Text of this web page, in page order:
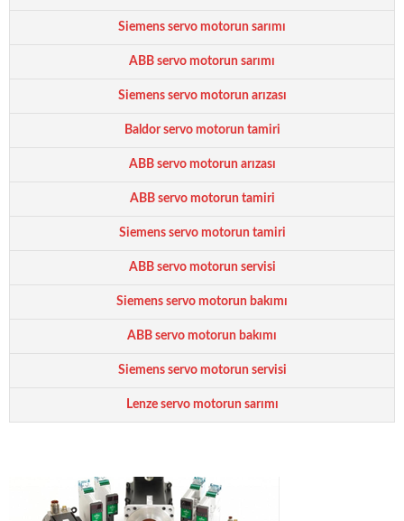
Siemens servo motorun sarımı
ABB servo motorun sarımı
Siemens servo motorun arızası
Baldor servo motorun tamiri
ABB servo motorun arızası
ABB servo motorun tamiri
Siemens servo motorun tamiri
ABB servo motorun servisi
Siemens servo motorun bakımı
ABB servo motorun bakımı
Siemens servo motorun servisi
Lenze servo motorun sarımı